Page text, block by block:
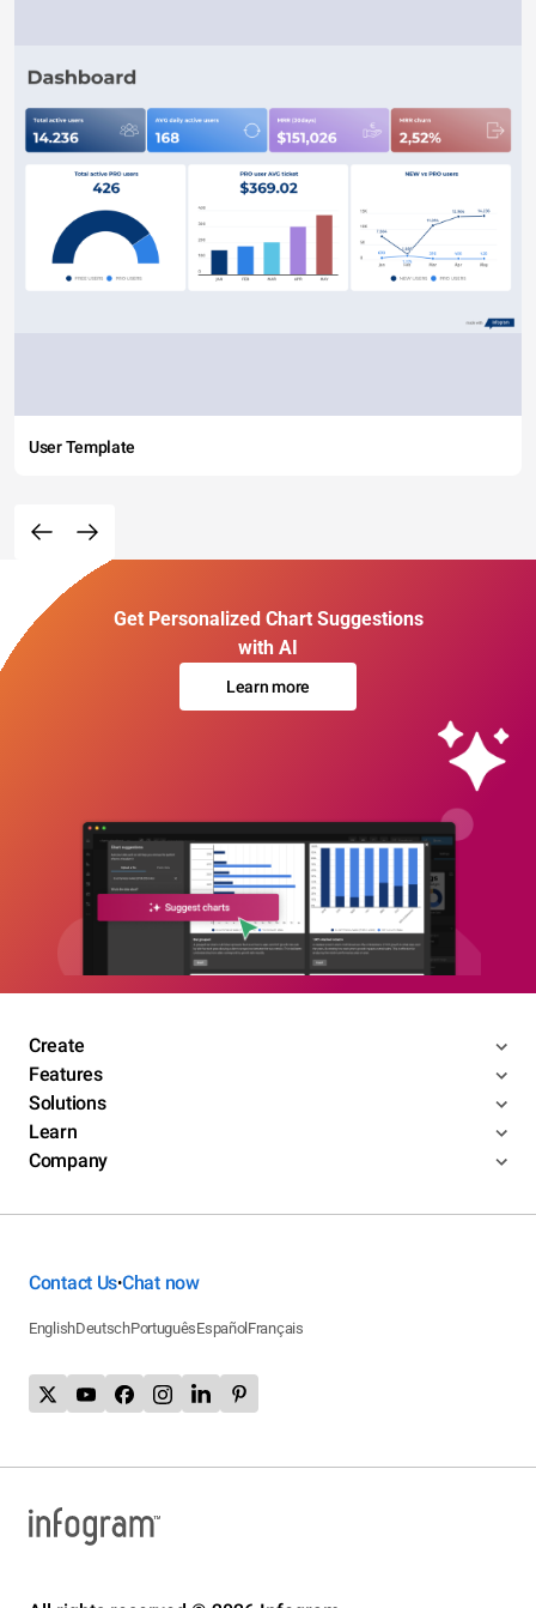
User Template
Get Personalized Chart Suggestions
with AI
Learn more
Create
Features
Solutions
Learn
Company
Contact Us•Chat now
EnglishDeutschPortuguêsEspañol Français